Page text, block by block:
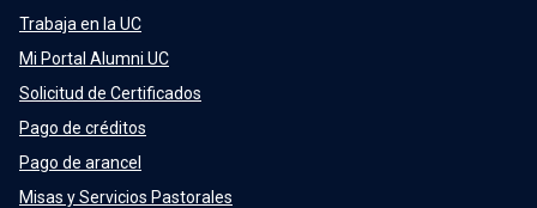
Trabaja en la UC
Mi Portal Alumni UC
Solicitud de Certificados
Pago de créditos
Pago de arancel
Misas y Servicios Pastorales